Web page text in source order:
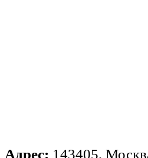
Адрес: 143405,